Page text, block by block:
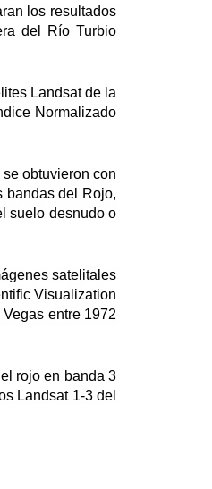
los resultados
del Río Turbio
Landsat de la
Normalizado
obtuvieron con
bandas del Rojo,
suelo desnudo o
satelitales
Visualization
entre 1972
rojo en banda 3
Landsat 1-3 del